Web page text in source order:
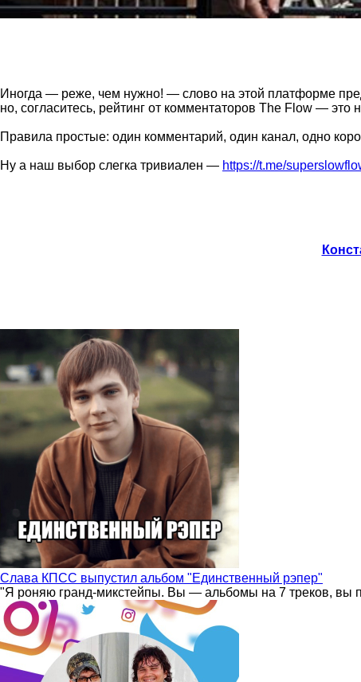
Иногда — реже, чем нужно! — слово на этой платформе
но, согласитесь, рейтинг от комментаторов The Flow — это
Правила простые: один комментарий, один канал, одно
Ну а наш выбор слегка тривиален — https://t.me/
Слава КПСС выпустил альбом "Единственный рэпер"
"Я роняю гранд-микстейпы. Вы — альбомы на 7 треков, вы